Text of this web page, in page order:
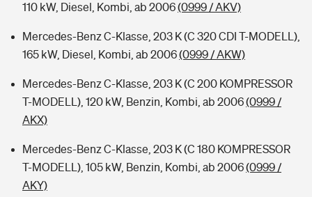
110 kW, Diesel, Kombi, ab 2006(0999 / AKV)
Mercedes-Benz C-Klasse, 203 K (C 320 CDI T-MODELL),
165 kW, Diesel, Kombi, ab 2006(0999 / AKW)
Mercedes-Benz C-Klasse, 203 K (C 200 KOMPRESSOR
T-MODELL), 120 kW, Benzin, Kombi, ab 2006(0999 /
AKX)
Mercedes-Benz C-Klasse, 203 K (C 180 KOMPRESSOR
T-MODELL), 105 kW, Benzin, Kombi, ab 2006(0999 /
AKY)